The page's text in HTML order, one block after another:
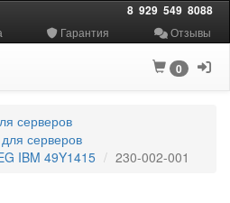
8 929 549 8088
Гарантия Отзывы
0
серверов
серверов
IBM 49Y1415
230-002-001